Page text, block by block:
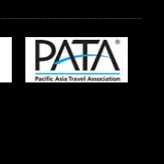
(1) ,Ferias no
Tailandia (4) ,
(1) ,viajar
(1) ,